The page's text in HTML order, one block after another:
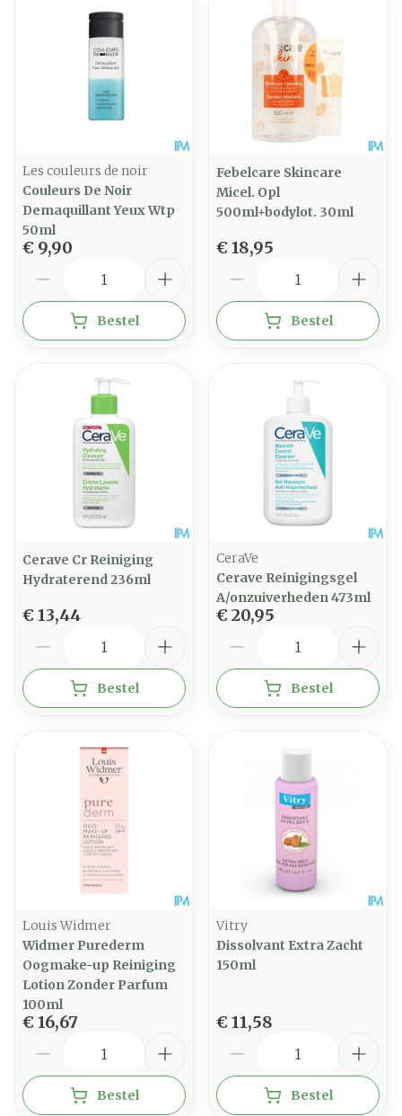
Les couleurs de noir
Couleurs De Noir
Demaquillant Yeux Wtp
50ml
€ 9,90
Bestel
Febelcare Skincare
Micel. Opl
500ml+bodylot. 30ml
€ 18,95
Bestel
Cerave Cr Reiniging
Hydraterend 236ml
€ 13,44
Bestel
CeraVe
Cerave Reinigingsgel
A/onzuiverheden 473ml
€ 20,95
Bestel
Louis Widmer
Widmer Purederm
Oogmake-up Reiniging
Lotion Zonder Parfum
100ml
€ 16,67
Bestel
Vitry
Dissolvant Extra Zacht
150ml
€ 11,58
Bestel